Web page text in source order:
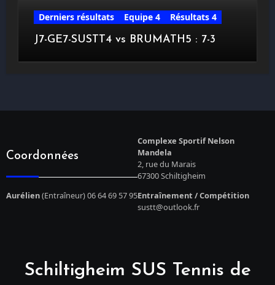
Derniers résultats Equipe 4
Résultats 4
J7-GE7-SUSTT4 vs BRUMATH5 : 7-3
Coordonnées
Complexe Sportif Nelson
Mandela
2, rue du Marais
67300 Schiltigheim
Aurélien(Entraîneur) 06 64 69 57 95Entraînement / Compétition
sustt@outlook.fr
Schiltigheim SUS Tennis de